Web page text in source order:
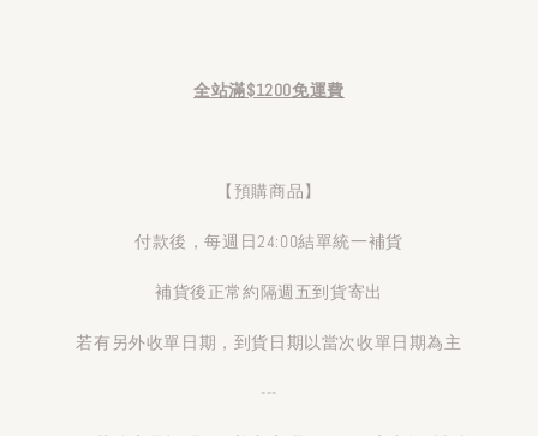
全站滿$1200免運費
【預購商品】
付款後，每週日24:00結單統一補貨
補貨後正常約隔週五到貨寄出
若有另外收單日期，到貨日期以當次收單日期為主
---